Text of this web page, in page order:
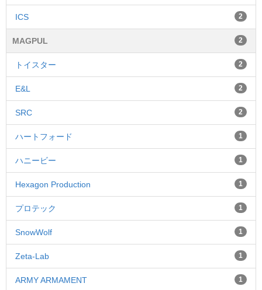
ICS 2
MAGPUL 2
トイスター 2
E&L 2
SRC 2
ハートフォード 1
ハニービー 1
Hexagon Production 1
プロテック 1
SnowWolf 1
Zeta-Lab 1
ARMY ARMAMENT 1